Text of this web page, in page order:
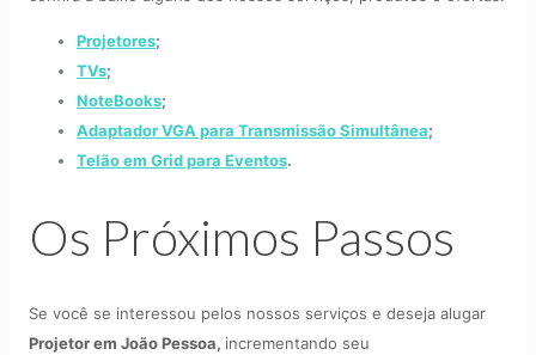
Projetores;
TVs;
NoteBooks;
Adaptador VGA para Transmissão Simultânea;
Telão em Grid para Eventos.
Os Próximos Passos
Se você se interessou pelos nossos serviços e deseja alugar
Projetor em João Pessoa, incrementando seu